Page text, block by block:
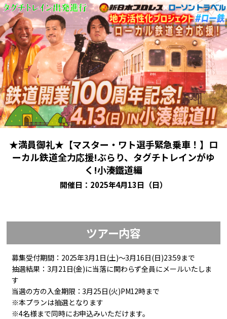
★満員御礼★【マスター・ワト選手緊急乗車！】ロ
ーカル鉄道全力応援!ぶらり、タグチトレインがゆ
く!小湊鐵道編
開催日：2025年4月13日（日）
ツアー内容
募集受付期間：2025年3月1日(土)～3月16日(日)23:59まで
抽選結果：3月21日(金)に当落に関わらず全員にメールいたしま
す
当選の方の入金期限：3月25日(火)PM12時まで
※本プランは抽選となります
※4名様まで同時にお申込みいただけます。